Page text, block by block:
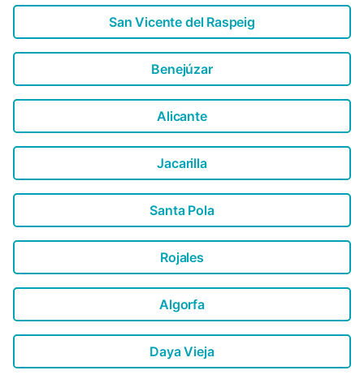
San Vicente del Raspeig
Benejúzar
Alicante
Jacarilla
Santa Pola
Rojales
Algorfa
Daya Vieja